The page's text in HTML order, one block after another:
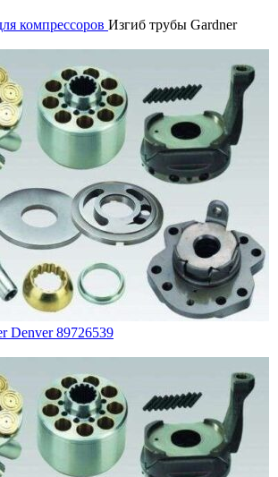
компрессоров Изгиб трубы Gardner
Denver 89726539